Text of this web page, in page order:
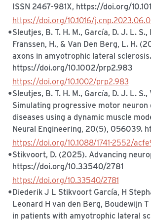
ISSN 2467-981X, https://doi.org/
https://doi.org/10.1016/
Sleutjes, B. T. H. M., García, D. J. L.
Franssen, H., & Van Den Berg, L. H.
axons in amyotrophic lateral
https://doi.org/10.1002/prp2.983
https://doi.org/10.1002/prp2.983
Sleutjes, B. T. H. M., García, D. J. L.
Simulating progressive motor
diseases using a dynamic muscle
Neural Engineering, 20(5), 056039.
https://doi.org/10.1088/1741-2552/
Stikvoort, D. (2025). Advancing
https://doi.org/10.33540/2781
https://doi.org/10.33540/2781
Diederik J L Stikvoort García, H
Leonard H van den Berg, Boudewijn
in patients with amyotrophic lateral